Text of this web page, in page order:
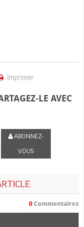
Imprimer
LE AVEC
ABONNEZ-
VOUS
0 Commentaires